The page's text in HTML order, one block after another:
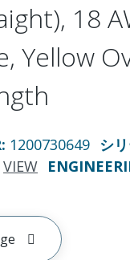
18
Yellow
: 1200730649 シ
VIEW